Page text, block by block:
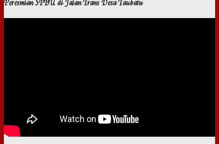
Peresmian SPBU di Jalan Trans Desa Taubatu